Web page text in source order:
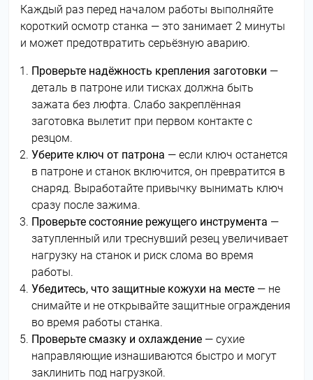
Каждый раз перед началом работы выполняйте
короткий осмотр станка — это занимает 2 минуты
и может предотвратить серьёзную аварию.
Проверьте надёжность крепления заготовки —
деталь в патроне или тисках должна быть
зажата без люфта. Слабо закреплённая
заготовка вылетит при первом контакте с
резцом.
Уберите ключ от патрона — если ключ останется
в патроне и станок включится, он превратится в
снаряд. Выработайте привычку вынимать ключ
сразу после зажима.
Проверьте состояние режущего инструмента —
затупленный или треснувший резец увеличивает
нагрузку на станок и риск слома во время
работы.
Убедитесь, что защитные кожухи на месте — не
снимайте и не открывайте защитные ограждения
во время работы станка.
Проверьте смазку и охлаждение — сухие
направляющие изнашиваются быстро и могут
заклинить под нагрузкой.